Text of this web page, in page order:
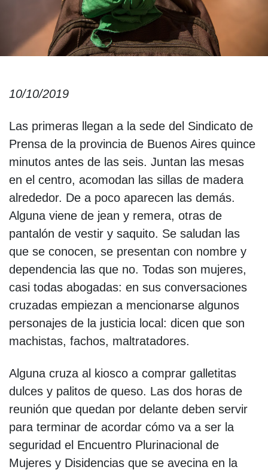
10/10/2019
Las primeras llegan a la sede del Sindicato de
Prensa de la provincia de Buenos Aires quince
minutos antes de las seis. Juntan las mesas
en el centro, acomodan las sillas de madera
alrededor. De a poco aparecen las demás.
Alguna viene de jean y remera, otras de
pantalón de vestir y saquito. Se saludan las
que se conocen, se presentan con nombre y
dependencia las que no. Todas son mujeres,
casi todas abogadas: en sus conversaciones
cruzadas empiezan a mencionarse algunos
personajes de la justicia local: dicen que son
machistas, fachos, maltratadores.
Alguna cruza al kiosco a comprar galletitas
dulces y palitos de queso. Las dos horas de
reunión que quedan por delante deben servir
para terminar de acordar cómo va a ser la
seguridad el Encuentro Plurinacional de
Mujeres y Disidencias que se avecina en la